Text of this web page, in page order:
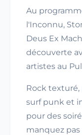
Au
l'Inconnu,
Deus Ex
découverte
artistes au
Rock texturé,
surf punk et
pour des
manquez